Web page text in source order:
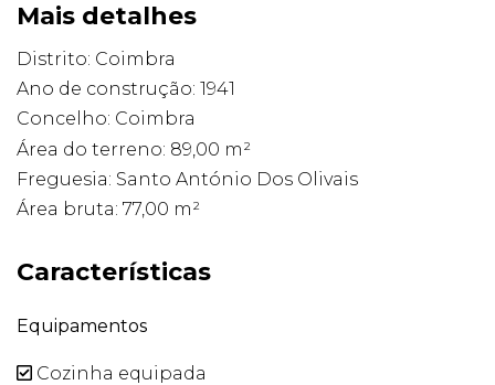
Mais detalhes
Distrito: Coimbra
Ano de construção: 1941
Concelho: Coimbra
Área do terreno: 89,00 m²
Freguesia: Santo António Dos Olivais
Área bruta: 77,00 m²
Características
Equipamentos
Cozinha equipada